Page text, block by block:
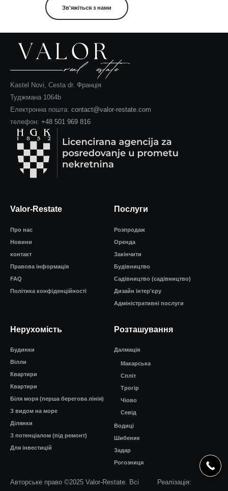
Зв'яжіться з нами
Kastel Novi, Cesta dr. Франція
Туджмана 1064b
Електронна пошта: contact@valor-restate.com
телефон: +48 501 969 816
Valor-Restate
Про нас
Новини
контакт
Правова інформація
FAQ
Політика конфіденційності
Послуги
Розпродаж
Оренда
Закінчити
Будівництво
Садівництво (садівництво)
Дизайн інтер'єру
Адміністративні послуги
Нерухомість
Будинки
Вілли
Квартири
Квартири
Біля моря (перша берегова лінія)
З видом на море
Ділянки
З потенціалом (під ремонт)
Для інвестицій
Розташування
Далмація
Макарська
Спліт
Трогір
Чіово
Севід
Водиці
Шибеник
Задар
Рогозниця
Авторське право ©2025 Valor-Restate. Всі
Реалізація: